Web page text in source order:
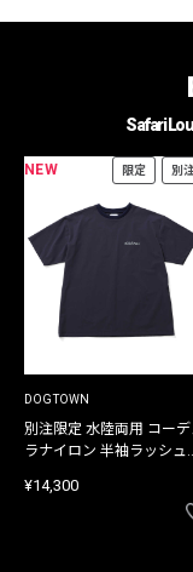
Safari
NEW 限定 別
DOGTOWN
別注限定 水陸両用 コーデ
ラナイロン 半袖ラッシュガ
¥14,300